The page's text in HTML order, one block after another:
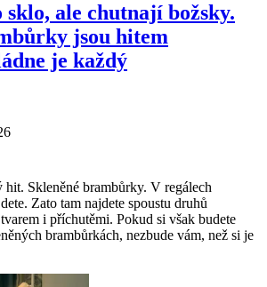
ale chutnají božsky.
jsou hitem
je každý
hit. Skleněné brambůrky. V regálech
Zato tam najdete spoustu druhů
i příchutěmi. Pokud si však budete
brambůrkách, nezbude vám, než si je